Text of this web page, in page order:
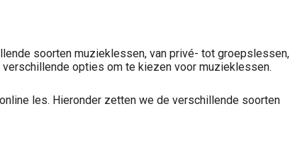
soorten muzieklessen, van privé- tot groepslessen,
opties om te kiezen voor muzieklessen.
les. Hieronder zetten we de verschillende soorten